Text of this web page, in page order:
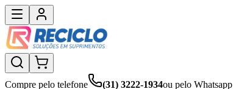
Compre pelo telefone (31) 3222-1934ou pelo Whatsapp